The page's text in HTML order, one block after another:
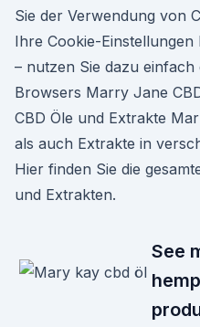
Sie der Verwendung von
Ihre Cookie-
– nutzen Sie dazu einfach
Browsers Marry Jane
CBD Öle und Extrakte
als auch Extrakte in
Hier finden Sie die
und Extrakten.
See